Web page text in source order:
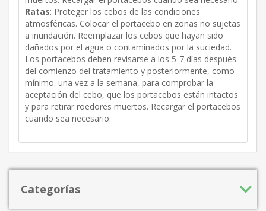
Ratas: Proteger los cebos de las condiciones
atmosféricas. Colocar el portacebo en zonas no sujetas
a inundación. Reemplazar los cebos que hayan sido
dañados por el agua o contaminados por la suciedad.
Los portacebos deben revisarse a los 5-7 días después
del comienzo del tratamiento y posteriormente, como
mínimo. una vez a la semana, para comprobar la
aceptación del cebo, que los portacebos están intactos
y para retirar roedores muertos. Recargar el portacebos
cuando sea necesario.
Categorías